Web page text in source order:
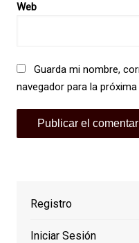
Web
Guarda mi nombre,
navegador para la
Registro
Iniciar Sesión